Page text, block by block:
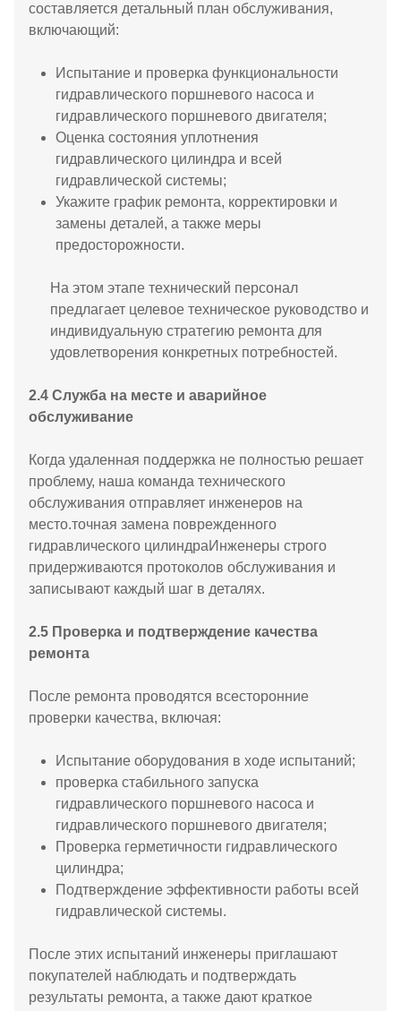
составляется детальный план обслуживания,
включающий:
Испытание и проверка функциональности
гидравлического поршневого насоса и
гидравлического поршневого двигателя;
Оценка состояния уплотнения
гидравлического цилиндра и всей
гидравлической системы;
Укажите график ремонта, корректировки и
замены деталей, а также меры
предосторожности.
На этом этапе технический персонал
предлагает целевое техническое руководство и
индивидуальную стратегию ремонта для
удовлетворения конкретных потребностей.
2.4 Служба на месте и аварийное
обслуживание
Когда удаленная поддержка не полностью решает
проблему, наша команда технического
обслуживания отправляет инженеров на
место.точная замена поврежденного
гидравлического цилиндраИнженеры строго
придерживаются протоколов обслуживания и
записывают каждый шаг в деталях.
2.5 Проверка и подтверждение качества
ремонта
После ремонта проводятся всесторонние
проверки качества, включая:
Испытание оборудования в ходе испытаний;
проверка стабильного запуска
гидравлического поршневого насоса и
гидравлического поршневого двигателя;
Проверка герметичности гидравлического
цилиндра;
Подтверждение эффективности работы всей
гидравлической системы.
После этих испытаний инженеры приглашают
покупателей наблюдать и подтверждать
результаты ремонта, а также дают краткое